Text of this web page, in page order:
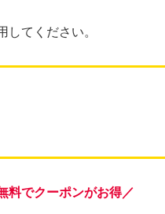
てください。
料でクーポンがお得／